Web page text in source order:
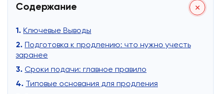
Содержание
Ключевые Выводы
Подготовка к продлению: что нужно учесть
заранее
Сроки подачи: главное правило
Типовые основания для продления